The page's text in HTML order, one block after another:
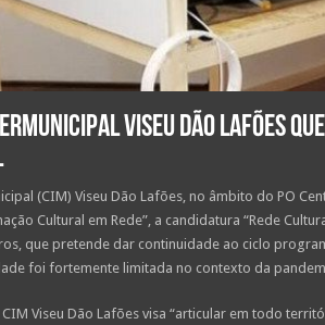
Viseu Dão Lafões
(CIM) Viseu Dão Lafões, no âmbito do PO
Cultural em Rede”, a candidatura “Rede
que pretende dar continuidade ao ciclo
foi fortemente limitada no contexto da
Viseu Dão Lafões visa “articular em todo